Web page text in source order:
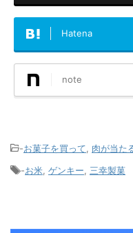
Hatena
note
-お菓子を買って 肉が当た
-お米 ゲンキー 三幸製菓